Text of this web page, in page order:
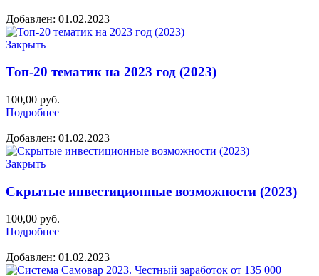
Добавлен: 01.02.2023
Закрыть
Топ-20 тематик на 2023 год (2023)
100,00 руб.
Подробнее
Добавлен: 01.02.2023
Закрыть
Скрытые инвестиционные возможности (2023)
100,00 руб.
Подробнее
Добавлен: 01.02.2023